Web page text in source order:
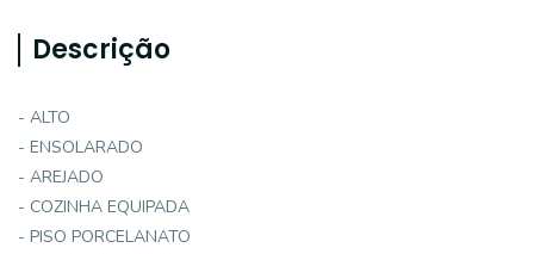
Descrição
- ALTO
- ENSOLARADO
- AREJADO
- COZINHA EQUIPADA
- PISO PORCELANATO